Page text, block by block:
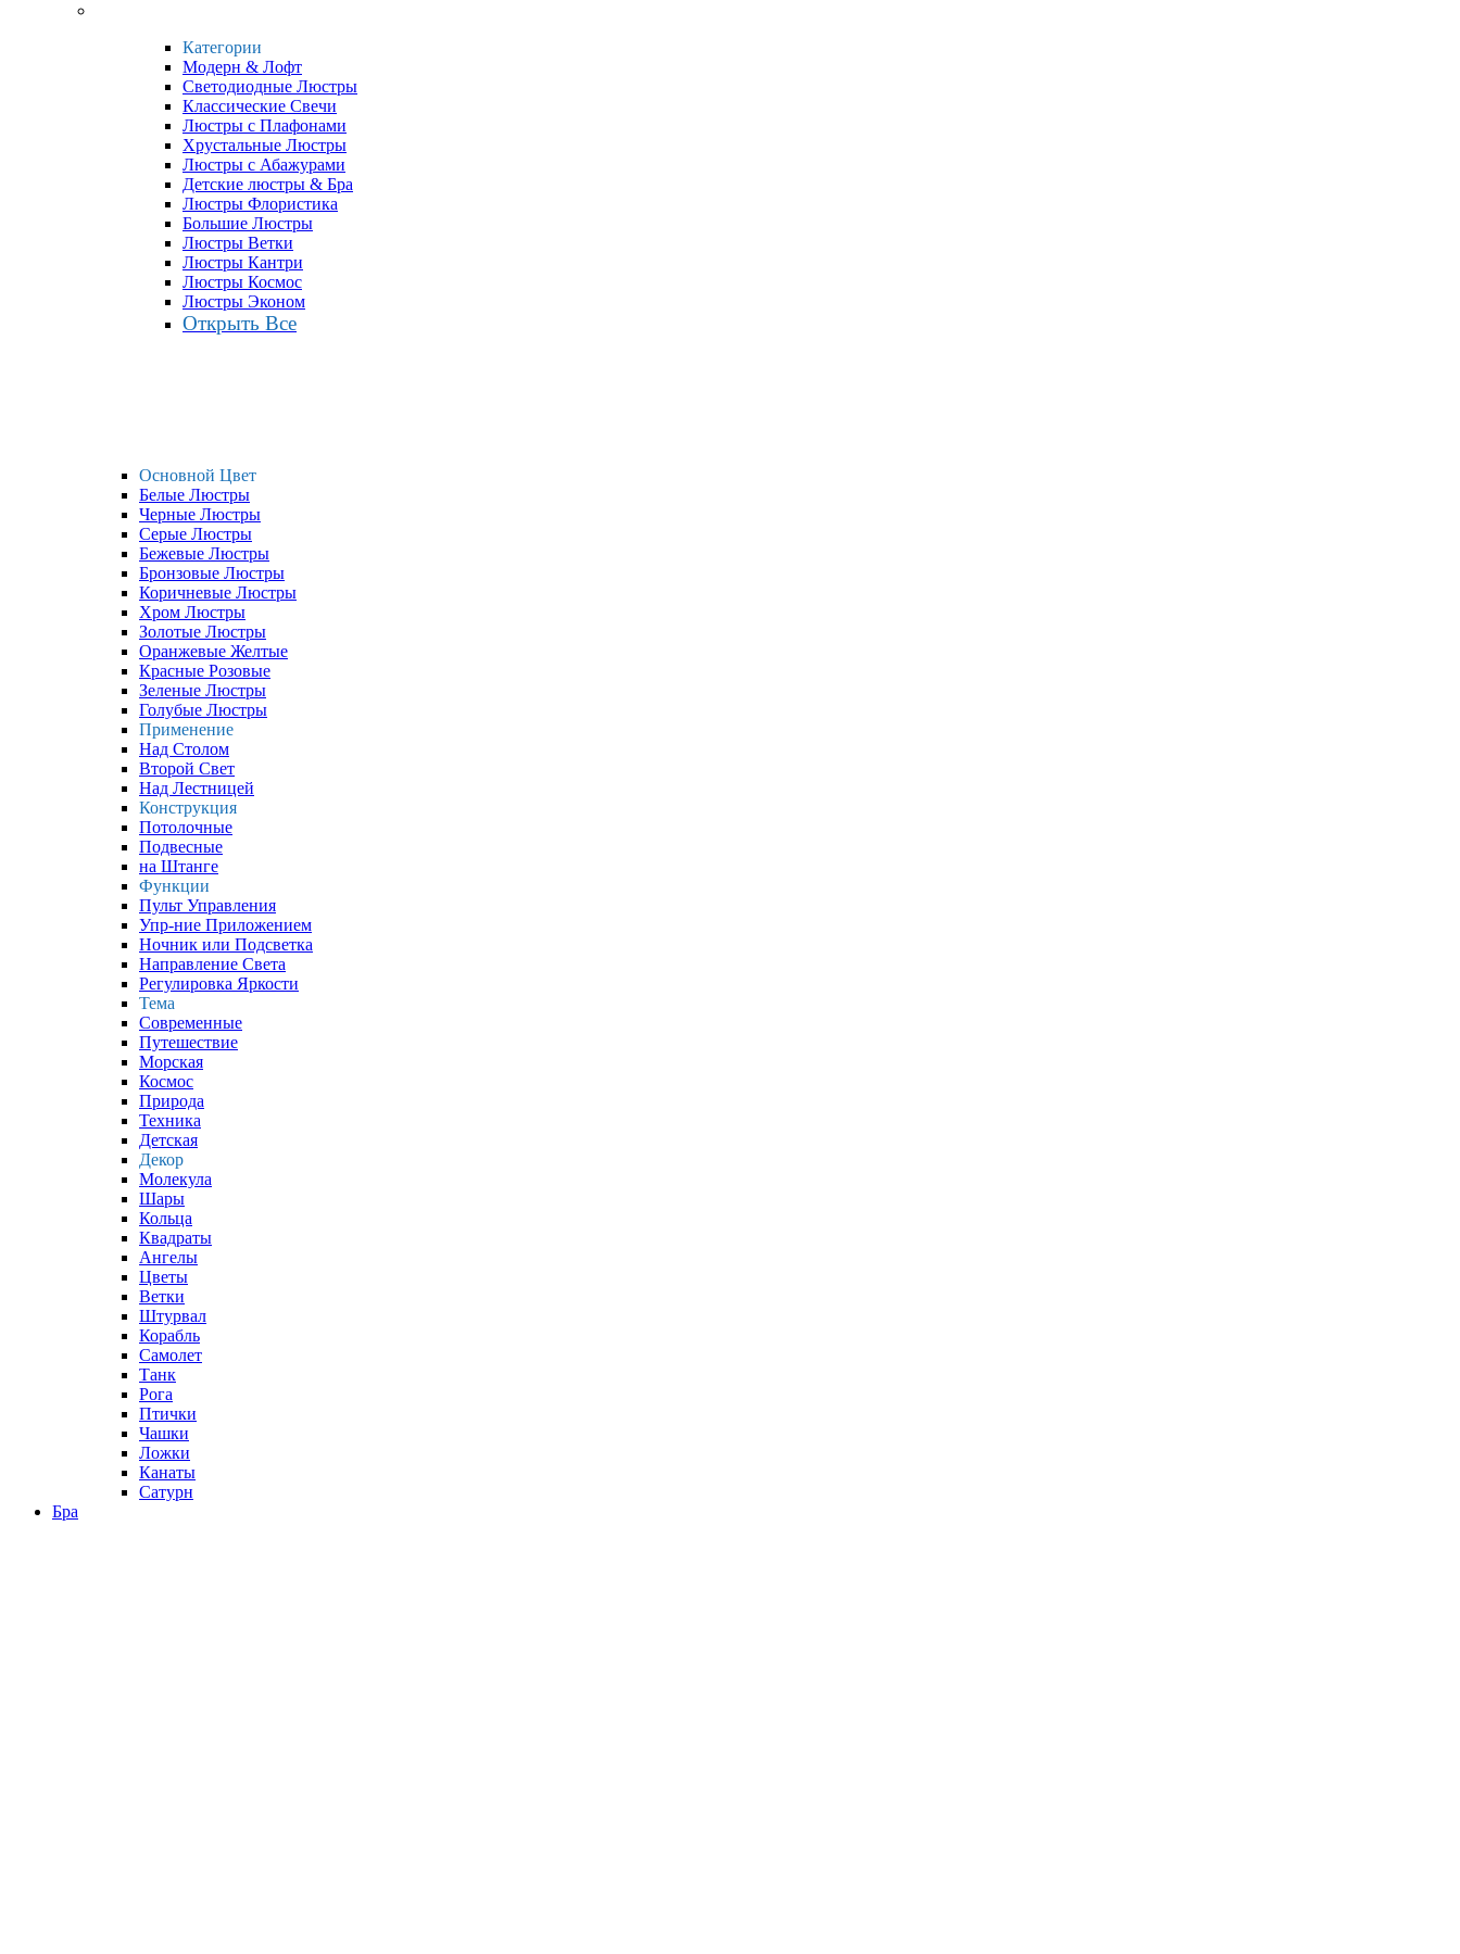
Категории
Модерн & Лофт
Светодиодные Люстры
Классические Свечи
Люстры с Плафонами
Хрустальные Люстры
Люстры с Абажурами
Детские люстры & Бра
Люстры Флористика
Большие Люстры
Люстры Ветки
Люстры Кантри
Люстры Космос
Люстры Эконом
Открыть Все
Основной Цвет
Белые Люстры
Черные Люстры
Серые Люстры
Бежевые Люстры
Бронзовые Люстры
Коричневые Люстры
Хром Люстры
Золотые Люстры
Оранжевые Желтые
Красные Розовые
Зеленые Люстры
Голубые Люстры
Применение
Над Столом
Второй Свет
Над Лестницей
Конструкция
Потолочные
Подвесные
на Штанге
Функции
Пульт Управления
Упр-ние Приложением
Ночник или Подсветка
Направление Света
Регулировка Яркости
Тема
Современные
Путешествие
Морская
Космос
Природа
Техника
Детская
Декор
Молекула
Шары
Кольца
Квадраты
Ангелы
Цветы
Ветки
Штурвал
Корабль
Самолет
Танк
Рога
Птички
Чашки
Ложки
Канаты
Сатурн
Бра